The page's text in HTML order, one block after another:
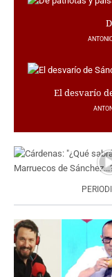
HEMEROTECA
SERVICIOS
CLUB PD
ENLACES
MEDIOS
MÁS SERVICIOS
EDICIONES
AMÉRICA
ESPAÑA
El desvarío